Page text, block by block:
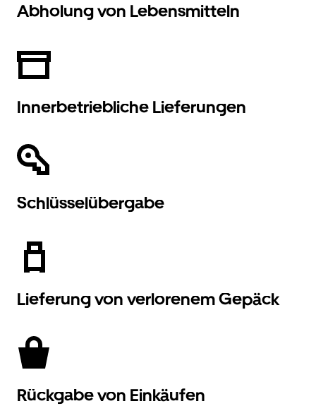
Abholung von Lebensmitteln
Innerbetriebliche Lieferungen
Schlüsselübergabe
Lieferung von verlorenem Gepäck
Rückgabe von Einkäufen